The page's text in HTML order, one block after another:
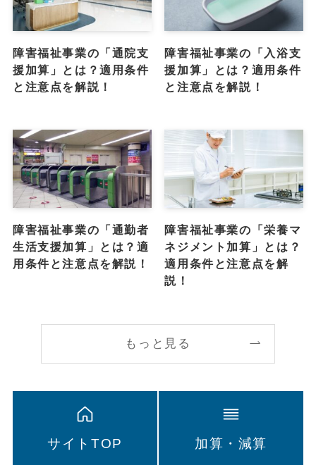
障害福祉事業の「通院支
援加算」とは？適用条件
と注意点を解説！
障害福祉事業の「入浴支
援加算」とは？適用条件
と注意点を解説！
障害福祉事業の「通勤者
生活支援加算」とは？適
用条件と注意点を解説！
障害福祉事業の「栄養マ
ネジメント加算」とは？
適用条件と注意点を解
説！
もっと見る
サイトTOP 加算・減算